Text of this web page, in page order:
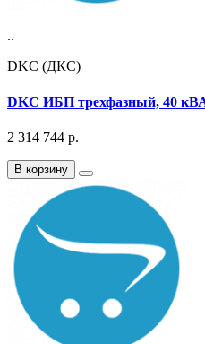
..
DKC (ДКС)
DKC ИБП трехфазный, 40
2 314 744 р.
В корзину